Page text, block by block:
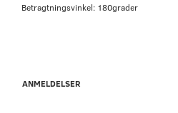
Betragtningsvinkel: 180grader
ANMELDELSER